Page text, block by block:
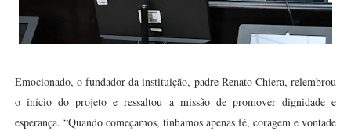
Emocionado, o fundador da instituição, padre Renato Chiera, relembrou
o início do projeto e ressaltou a missão de promover dignidade e
esperança. “Quando começamos, tínhamos apenas fé, coragem e vontade